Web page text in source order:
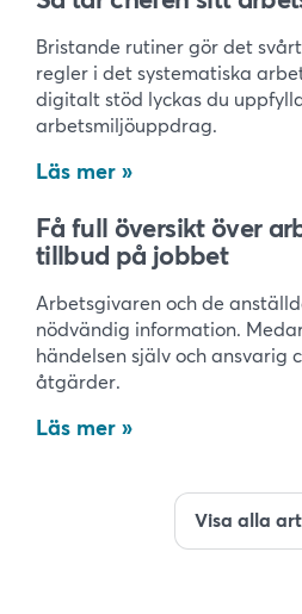
Bristande rutiner gör det
regler i det systematiska
digitalt stöd lyckas du
arbetsmiljöuppdrag.
Läs mer
Få full översikt över
tillbud på jobbet
Arbetsgivaren och de
nödvändig information.
händelsen själv och ansvarig
åtgärder.
Läs mer
Visa alla